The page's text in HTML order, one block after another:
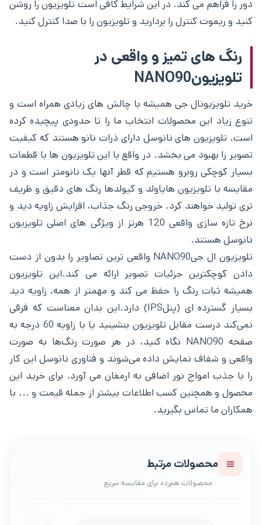
دور را فراهم می کند. در این شرایط کافی است تلویزیون را روشن
کنید و ریموت کنترل را بردارید و تلویزیون را با صدا کنترل کنید.
رنگ های تمیز و واقعی در
تلویزیونNANO90
خرید تلویزیونال جی همیشه با چالش های زیادی همراه است و
تنوع زیاد این محصولات انتخاب ما را تا حدودی پیچیده کرده
است. تلویزیون های نانوسل دارای ذرات نانو هستند که کیفیت
تصویر را بهبود می بخشد. در واقع با این تلویزیون ها با قطعات
بسیار کوچکی روبرو هستیم که قطر آنها یک نانومتر است و در
مقایسه با تلویزیون هایاولد و کیولدها رنگ های دقیق و ظریف
تری تولید خواهند کرد. خروجی رنگ جذاب، افزایش زاویه دید و
نرخ تازه سازی واقعی 120 هرتز از ویژگی های اصلی تلویزیون
نانوسل هستند.
تلویزیون ال جیNANO90 واقعی ترین تصاویر را بدون از دست
دادن کوچکترین جزئیات تصویر ارائه می کند.این تلویزیون
همیشه ثبات رنگ را حفظ می کند و مهمتر از همه، زاویه دید
بسیار گسترده ای (پنلIPS) دارد.این بدان معناست که فرقی
نمی‌کند درست مقابل تلویزیون بنشینید یا با زاویه 60 درجه به
صفحه NANO90 نگاه کنید، در هر صورت رنگ‌ها به صورت
واقعی و شفاف نمایش داده می‌شوند و فناوری نانوسل این کار
را با جذب امواج نور اضافی به ارمغان می آورد. برای خرید این
محصول و همچنین کسب اطلاعات بیشتر از جمله قیمت و ... با
همکاران ما تماس بگیرید.
محصولات مرتبط